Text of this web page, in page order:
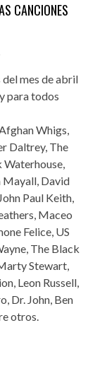
CANCIONES
del mes de abril
para todos
Whigs,
Daltrey, The
Waterhouse,
Mayall, David
Paul Keith,
Maceo
Felice, US
The Black
Stewart,
Leon Russell,
Dr. John, Ben
otros.